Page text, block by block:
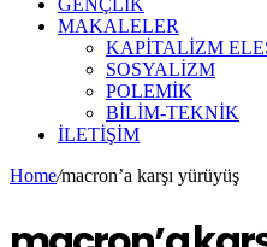
GENÇLİK
MAKALELER
KAPİTALİZM
SOSYALİZM
POLEMİK
BİLİM-TEKNİK
ILETIŞIM
Home/macron’a karşı yürüyüş